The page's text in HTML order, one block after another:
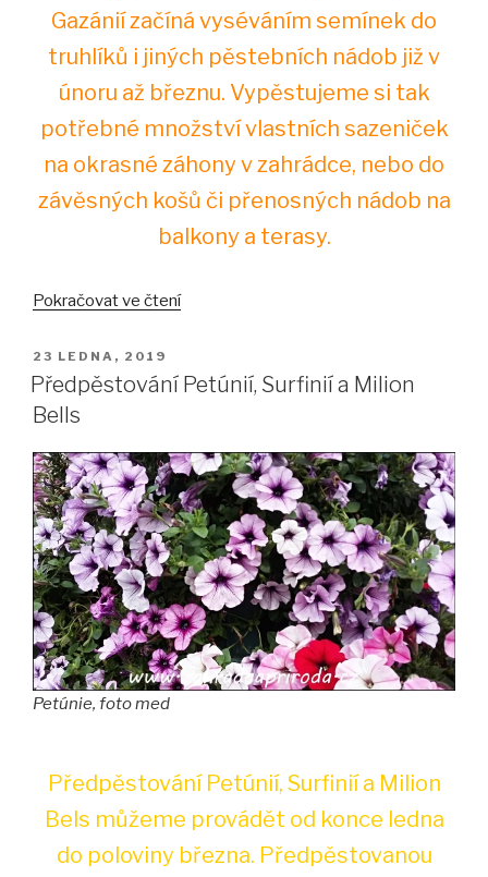
Gazánií začíná vyséváním semínek do
truhlíků i jiných pěstebních nádob již v
únoru až březnu. Vypěstujeme si tak
potřebné množství vlastních sazeniček
na okrasné záhony v zahrádce, nebo do
závěsných košů či přenosných nádob na
balkony a terasy.
Pokračovat ve čtení„Předpěstování
a
PUBLIKOVÁNO
23 LEDNA, 2019
Předpěstování Petúnií, Surfinií a Milion
Bells
Petúnie, foto med
Předpěstování Petúnií, Surfinií a Milion
Bels můžeme provádět od konce ledna
do poloviny března. Předpěstovanou